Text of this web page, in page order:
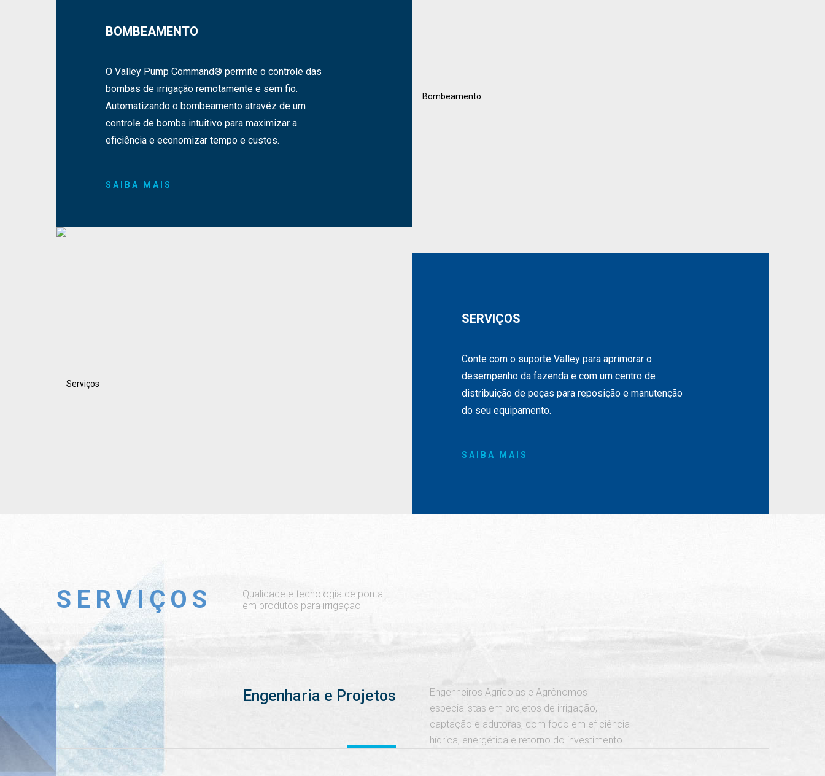
BOMBEAMENTO
O Valley Pump Command® permite o controle das
bombas de irrigação remotamente e sem fio.
Automatizando o bombeamento atravéz de um
controle de bomba intuitivo para maximizar a
eficiência e economizar tempo e custos.
SAIBA MAIS
SERVIÇOS
Conte com o suporte Valley para aprimorar o
desempenho da fazenda e com um centro de
distribuição de peças para reposição e manutenção
do seu equipamento.
SAIBA MAIS
SERVIÇOS
Qualidade e tecnologia de ponta
em produtos para irrigação
Engenharia e Projetos
Engenheiros Agrícolas e Agrônomos
especialistas em projetos de irrigação,
captação e adutoras, com foco em eficiência
hídrica, energética e retorno do investimento.